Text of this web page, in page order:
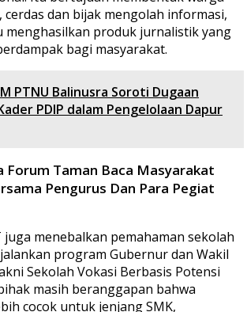
dan bijak mengolah informasi,
menghasilkan produk jurnalistik yang
bagi masyarakat.
PTNU Balinusra Soroti Dugaan
PDIP dalam Pengelolaan Dapur
Forum Taman Baca Masyarakat
Pengurus Dan Para Pegiat
menebalkan pemahaman sekolah
program Gubernur dan Wakil
Sekolah Vokasi Berbasis Potensi
masih beranggapan bahwa
cocok untuk jenjang SMK,